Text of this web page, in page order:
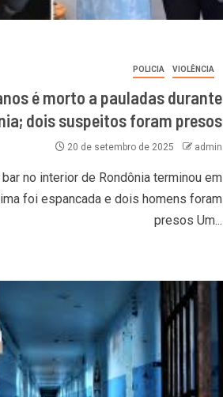
POLICIA VIOLÊNCIA
é morto a pauladas durante
dois suspeitos foram presos
20 de setembro de 2025 admin
no interior de Rondônia terminou em
foi espancada e dois homens foram
presos Um...